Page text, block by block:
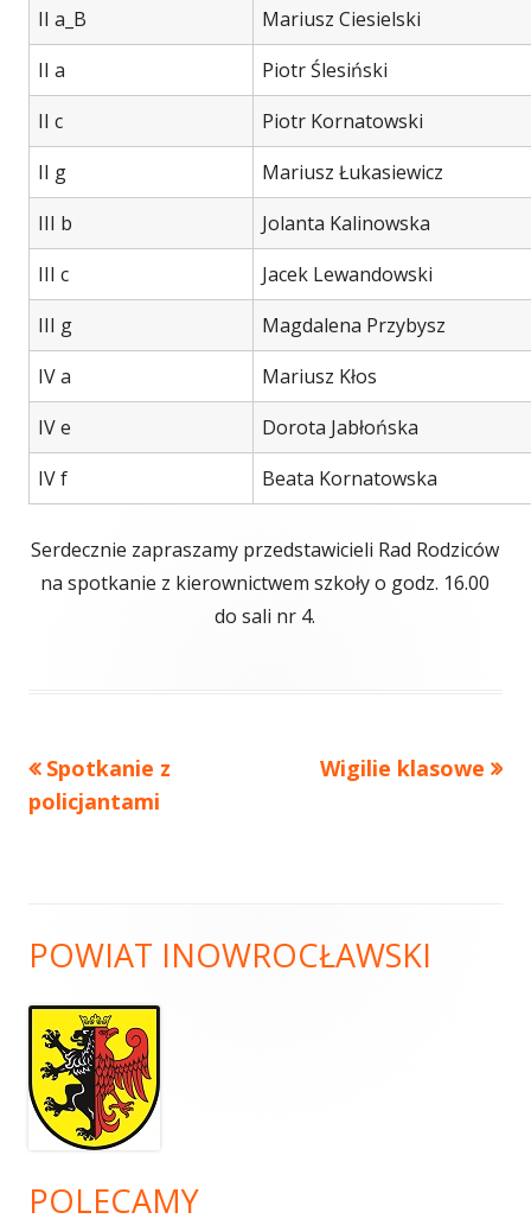
II a_B
Mariusz Ciesielski
II a
Piotr Ślesiński
II c
Piotr Kornatowski
II g
Mariusz Łukasiewicz
III b
Jolanta Kalinowska
III c
Jacek Lewandowski
III g
Magdalena Przybysz
IV a
Mariusz Kłos
IV e
Dorota Jabłońska
IV f
Beata Kornatowska
Serdecznie zapraszamy przedstawicieli Rad Rodziców
na spotkanie z kierownictwem szkoły o godz. 16.00
do sali nr 4.
Spotkanie z
policjantami
Wigilie klasowe
POWIAT INOWROCŁAWSKI
POLECAMY